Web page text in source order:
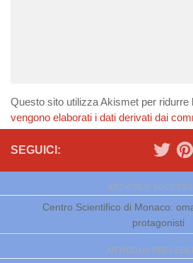
Questo sito utilizza Akismet per ridurre
vengono elaborati i dati derivati dai
SEGUICI:
ARTICOLO
Centro Scientifico di Monaco:
protagonisti
ARTICOLO